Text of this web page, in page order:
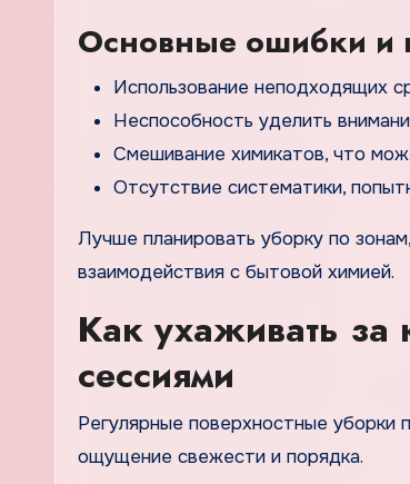
Основные ошибки и
Использование неподходящих
Неспособность уделить
Смешивание химикатов, что
Отсутствие систематики,
Лучше планировать уборку по
взаимодействия с бытовой химией.
Как ухаживать
сессиями
Регулярные поверхностные уборки
ощущение свежести и порядка.